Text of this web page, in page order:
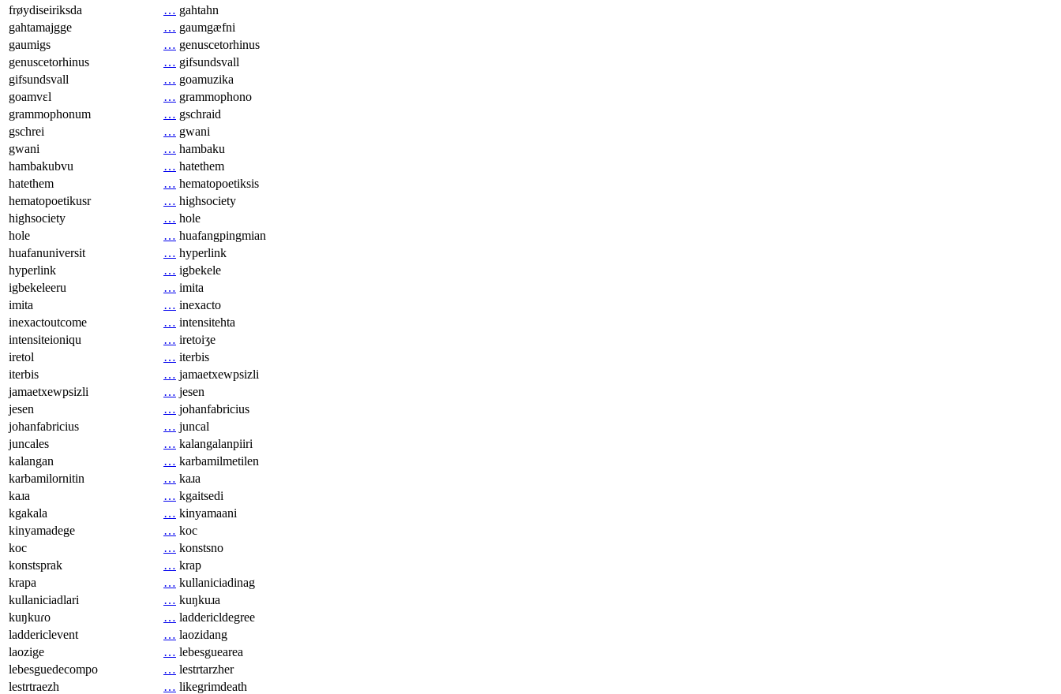
frøydiseiriksda
… gahtahn
gahtamajgge
… gaumgæfni
gaumigs
… genuscetorhinus
genuscetorhinus
… gifsundsvall
gifsundsvall
… goamuzika
goamvɛl
… grammophono
grammophonum
… gschraid
gschrei
… gwani
gwani
… hambaku
hambakubvu
… hatethem
hatethem
… hematopoetiksis
hematopoetikusr
… highsociety
highsociety
… hole
hole
… huafangpingmian
huafanuniversit
… hyperlink
hyperlink
… igbekele
igbekeleeru
… imita
imita
… inexacto
inexactoutcome
… intensitehta
intensiteioniqu
… iretoiʒe
iretol
… iterbis
iterbis
… jamaetxewpsizli
jamaetxewpsizli
… jesen
jesen
… johanfabricius
johanfabricius
… juncal
juncales
… kalangalanpiiri
kalangan
… karbamilmetilen
karbamilornitin
… kaɹa
kaɹa
… kgaitsedi
kgakala
… kinyamaani
kinyamadege
… koc
koc
… konstsno
konstsprak
… krap
krapa
… kullaniciadinag
kullaniciadlari
… kuŋkuɹa
kuŋkuɾo
… laddericldegree
laddericlevent
… laozidang
laozige
… lebesguearea
lebesguedecompo
… lestrtarzher
lestrtraezh
… likegrimdeath